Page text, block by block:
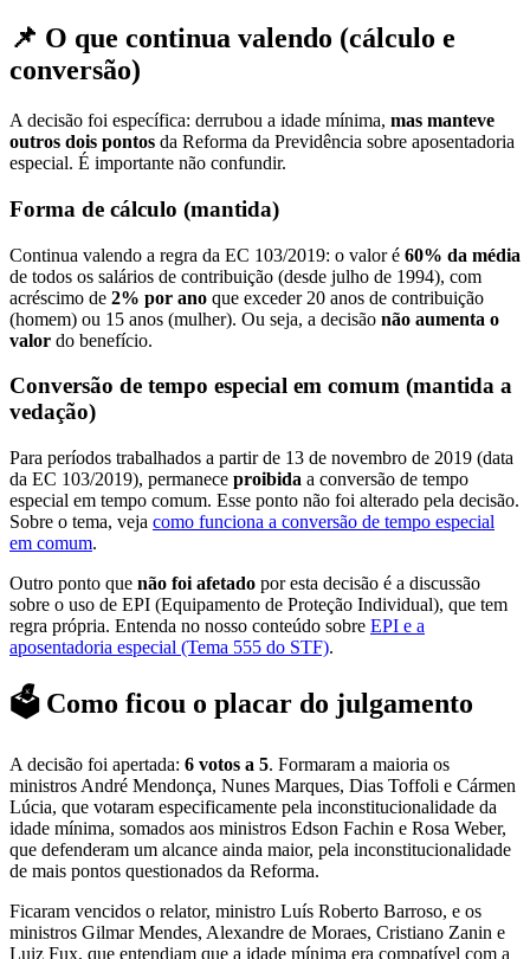
📌 O que continua valendo (cálculo e
conversão)
A decisão foi específica: derrubou a idade mínima, mas manteve
outros dois pontos da Reforma da Previdência sobre aposentadoria
especial. É importante não confundir.
Forma de cálculo (mantida)
Continua valendo a regra da EC 103/2019: o valor é 60% da média
de todos os salários de contribuição (desde julho de 1994), com
acréscimo de 2% por ano que exceder 20 anos de contribuição
(homem) ou 15 anos (mulher). Ou seja, a decisão não aumenta o
valor do benefício.
Conversão de tempo especial em comum (mantida a
vedação)
Para períodos trabalhados a partir de 13 de novembro de 2019 (data
da EC 103/2019), permanece proibida a conversão de tempo
especial em tempo comum. Esse ponto não foi alterado pela decisão.
Sobre o tema, veja como funciona a conversão de tempo especial
em comum.
Outro ponto que não foi afetado por esta decisão é a discussão
sobre o uso de EPI (Equipamento de Proteção Individual), que tem
regra própria. Entenda no nosso conteúdo sobre EPI e a
aposentadoria especial (Tema 555 do STF).
🗳️ Como ficou o placar do julgamento
A decisão foi apertada: 6 votos a 5. Formaram a maioria os
ministros André Mendonça, Nunes Marques, Dias Toffoli e Cármen
Lúcia, que votaram especificamente pela inconstitucionalidade da
idade mínima, somados aos ministros Edson Fachin e Rosa Weber,
que defenderam um alcance ainda maior, pela inconstitucionalidade
de mais pontos questionados da Reforma.
Ficaram vencidos o relator, ministro Luís Roberto Barroso, e os
ministros Gilmar Mendes, Alexandre de Moraes, Cristiano Zanin e
Luiz Fux, que entendiam que a idade mínima era compatível com a